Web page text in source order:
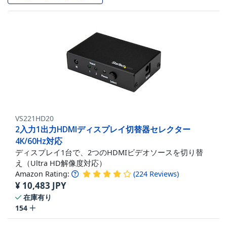
VS221HD20
2入力1出力HDMIディスプレイ切替器セレクター
4K/60Hz対応
ディスプレイ1台で、2つのHDMIビデオソースを切り替
え（Ultra HD解像度対応）
Amazon Rating: (224 Reviews)
¥ 10,483 JPY
在庫有り
154